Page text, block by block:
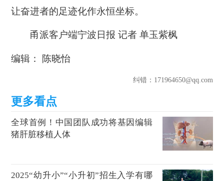
让奋进者的足迹化作永恒坐标。
甬派客户端宁波日报 记者 单玉紫枫
编辑： 陈晓怡
纠错：171964650@qq.com
全球首例！中国团队成功将基因编辑
猪肝脏移植人体
2025“幼升小”“小升初”招生入学有哪